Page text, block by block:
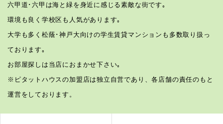
六甲道･六甲は海と緑を身近に感じる素敵な街です｡
環境も良く学校区も人気があります｡
大学も多く松蔭･神戸大向けの学生賃貸マンションも多数取り扱っ
ております｡
お部屋探しは当店におまかせ下さい｡
※ピタットハウスの加盟店は独立自営であり、各店舗の責任のもと
運営をしております。